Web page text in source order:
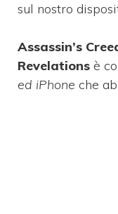
sul nostro
Assassin’s
Revelations è
ed iPhone che